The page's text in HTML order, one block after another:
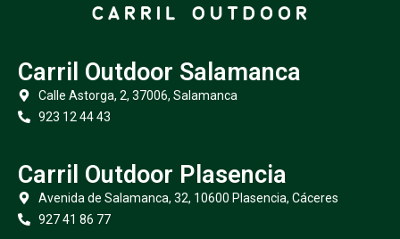
Carril Outdoor Salamanca
Calle Astorga, 2, 37006, Salamanca
923 12 44 43
Carril Outdoor Plasencia
Avenida de Salamanca, 32, 10600 Plasencia, Cáceres
927 41 86 77